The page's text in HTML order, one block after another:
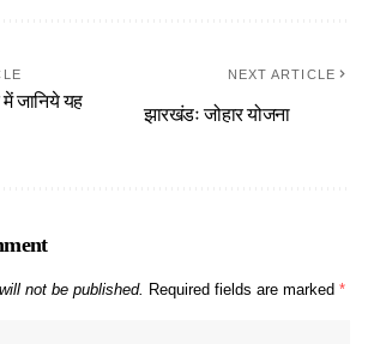
जानिये यह
NEXT ARTICLE
झारखंडः जोहार योजना
not be published. Required fields are marked *